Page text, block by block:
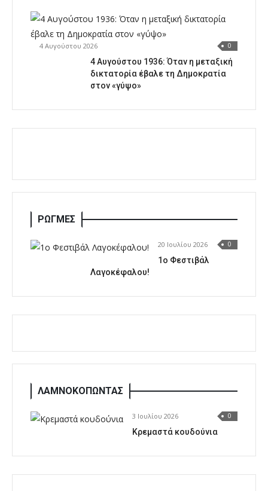
4 Αυγούστου 2026 0
4 Αυγούστου 1936: Όταν η μεταξική
δικτατορία έβαλε τη Δημοκρατία
στον «γύψο»
ΡΩΓΜΕΣ
20 Ιουλίου 2026 0
1o Φεστιβάλ
Λαγοκέφαλου!
ΛΑΜΝΟΚΟΠΩΝΤΑΣ
3 Ιουλίου 2026 0
Κρεμαστά κουδούνια